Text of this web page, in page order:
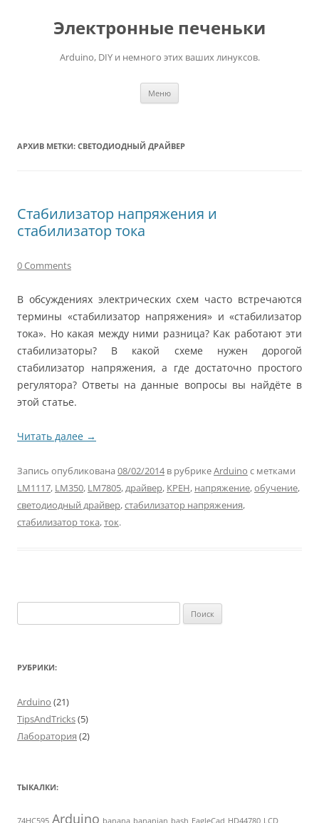
Электронные печеньки
Arduino, DIY и немного этих ваших линуксов.
Меню
АРХИВ МЕТКИ: СВЕТОДИОДНЫЙ ДРАЙВЕР
Стабилизатор напряжения и
стабилизатор тока
0 Comments
В обсуждениях электрических схем часто встречаются
термины «стабилизатор напряжения» и «стабилизатор
тока». Но какая между ними разница? Как работают эти
стабилизаторы? В какой схеме нужен дорогой
стабилизатор напряжения, а где достаточно простого
регулятора? Ответы на данные вопросы вы найдёте в
этой статье.
Читать далее →
Запись опубликована 08/02/2014в рубрикеArduino с метками
LM1117, LM350, LM7805,драйвер, КРЕН, напряжение,обучение,
светодиодный драйвер,стабилизатор напряжения,
стабилизатор тока,ток.
РУБРИКИ:
Arduino (21)
TipsAndTricks(5)
Лаборатория (2)
ТЫКАЛКИ:
74HC595 Arduino banana bananian bash EagleCad HD44780 LCD